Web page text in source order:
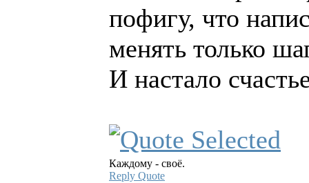
пофигу, что
менять только
И настало
Каждому - своё.
Reply Quote